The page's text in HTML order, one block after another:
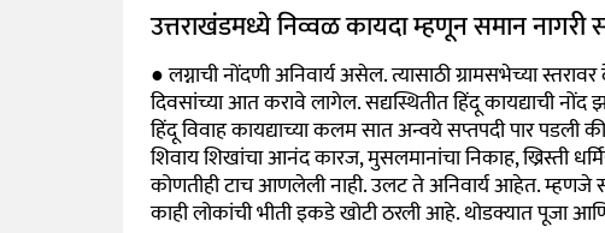
उत्तराखंडमध्ये निव्वळ कायदा म्हणून समान
● लग्नाची नोंदणी अनिवार्य असेल. त्यासाठी ग्रामसभेच्या
दिवसांच्या आत करावे लागेल. सद्यस्थितीत हिंदू कायद्याची
हिंदू विवाह कायद्याच्या कलम सात अन्वये सप्तपदी पार पडली
शिवाय शिखांचा आनंद कारज, मुसलमानांचा निकाह, ख्रिस्ती
कोणतीही टाच आणलेली नाही. उलट ते अनिवार्य आहेत. म्हणजे
काही लोकांची भीती इकडे खोटी ठरली आहे. थोडक्यात पूजा